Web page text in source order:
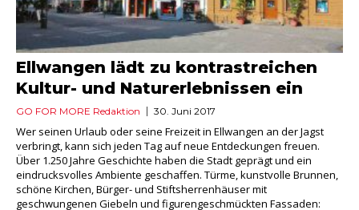
Ellwangen lädt zu kontrastreichen
Kultur- und Naturerlebnissen ein
GO FOR MORE Redaktion 30. Juni 2017
Wer seinen Urlaub oder seine Freizeit in Ellwangen an der Jagst
verbringt, kann sich jeden Tag auf neue Entdeckungen freuen.
Über 1.250 Jahre Geschichte haben die Stadt geprägt und ein
eindrucksvolles Ambiente geschaffen. Türme, kunstvolle Brunnen,
schöne Kirchen, Bürger- und Stiftsherrenhäuser mit
geschwungenen Giebeln und figurengeschmückten Fassaden: